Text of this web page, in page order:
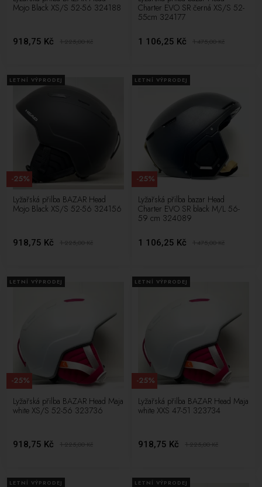
Mojo Black XS/S 52-56 324188
918,75 Kč 1 225,00Kč
Charter EVO SR černá XS/S 52-
55cm 324177
1 106,25 Kč 1 475,00Kč
LETNÍ VÝPRODEJ
Lyžařská přilba BAZAR Head
Mojo Black XS/S 52-56 324156
918,75 Kč 1 225,00Kč
-25%
LETNÍ VÝPRODEJ
Lyžařská přilba bazar Head
Charter EVO SR black M/L 56-
59 cm 324089
1 106,25 Kč 1 475,00Kč
-25%
LETNÍ VÝPRODEJ
Lyžařská přilba BAZAR Head Maja
white XS/S 52-56 323736
918,75 Kč 1 225,00Kč
-25%
LETNÍ VÝPRODEJ
Lyžařská přilba BAZAR Head Maja
white XXS 47-51 323734
918,75 Kč 1 225,00Kč
-25%
LETNÍ VÝPRODEJ LETNÍ VÝPRODEJ